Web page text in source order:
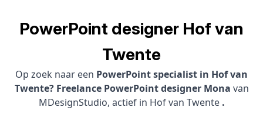
PowerPoint designer Hof van
Twente
Op zoek naar een PowerPoint specialist in Hof van
Twente? Freelance PowerPoint designer Mona van
MDesignStudio, actief in Hof van Twente .